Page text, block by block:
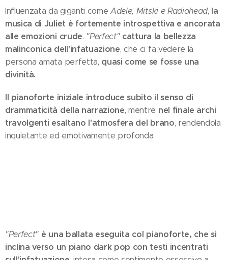
Influenzata da giganti comeAdele, Mitski e Radiohead, la
musica di Juliet è fortemente introspettiva e ancorata
alle emozioni crude. "Perfect" cattura la bellezza
malinconica dell'infatuazione, che ci fa vedere la
persona amata perfetta, quasi come se fosse una
divinità.
Il pianoforte iniziale introduce subito il senso di
drammaticità della narrazione, mentre nel finale archi
travolgenti esaltano l'atmosfera del brano, rendendola
inquietante ed emotivamente profonda.
"Perfect" è una ballata eseguita col pianoforte, che si
inclina verso un piano dark pop con testi incentrati